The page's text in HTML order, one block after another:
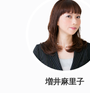
増井麻里子